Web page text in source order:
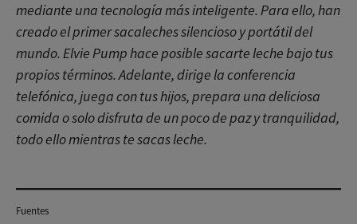
mediante una tecnología más inteligente. Para ello, han
creado el primer sacaleches silencioso y portátil del
mundo. Elvie Pump hace posible sacarte leche bajo tus
propios términos. Adelante, dirige la conferencia
telefónica, juega con tus hijos, prepara una deliciosa
comida o solo disfruta de un poco de paz y tranquilidad,
todo ello mientras te sacas leche.
Fuentes